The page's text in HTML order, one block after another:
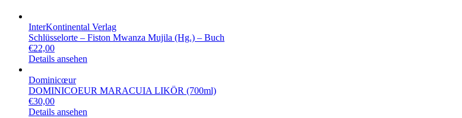
InterKontinental Verlag
Schlüsselorte – Fiston Mwanza Mujila (Hg.) – Buch
€22,00
Details ansehen
Dominicœur
DOMINICOEUR MARACUIA LIKÖR (700ml)
€30,00
Details ansehen